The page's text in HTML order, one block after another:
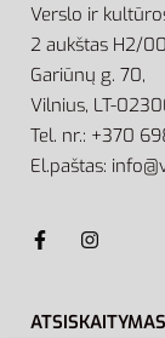
Verslo ir
2 aukštas H2/
Gariūnų g. 70,
Vilnius, LT-
Tel. nr.: +370
El.paštas:
ATSISKAITYMAS